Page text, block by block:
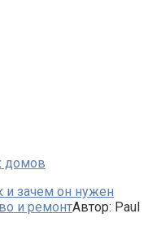
домов
и зачем он нужен
и ремонтАвтор: Paul